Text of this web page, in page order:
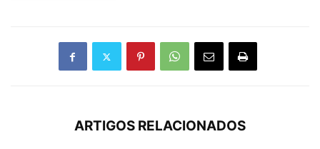
ARTIGOS RELACIONADOS